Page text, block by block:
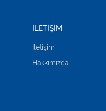
İLETİŞİM
İletişim
Hakkımızda